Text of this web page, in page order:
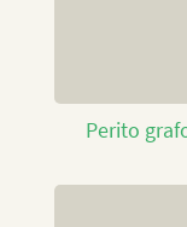
Perito